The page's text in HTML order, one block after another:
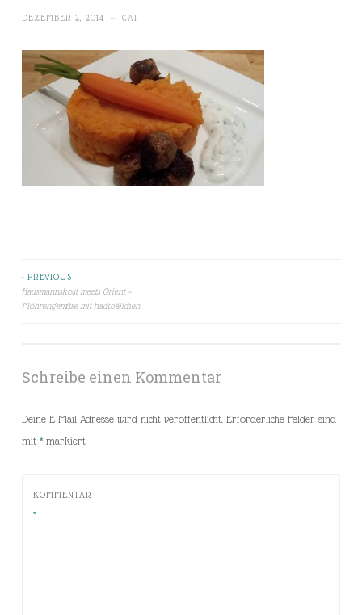
DEZEMBER 2, 2014 ~ CAT
Beitragsnavigation
< PREVIOUS
Hausmannskost meets Orient –
Möhrengemüse mit Hackbällchen
Schreibe einen Kommentar
Deine E-Mail-Adresse wird nicht veröffentlicht. Erforderliche Felder sind
mit *markiert
KOMMENTAR
*